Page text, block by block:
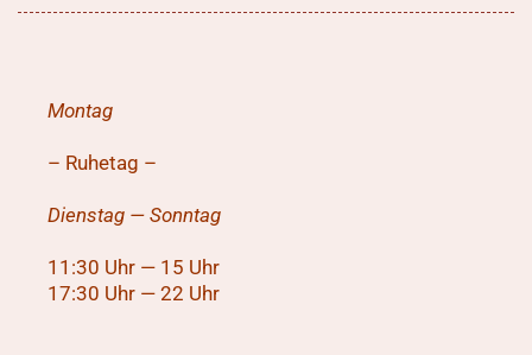
Montag
– Ruhetag –
Dienstag — Sonntag
11:30 Uhr — 15 Uhr
17:30 Uhr — 22 Uhr